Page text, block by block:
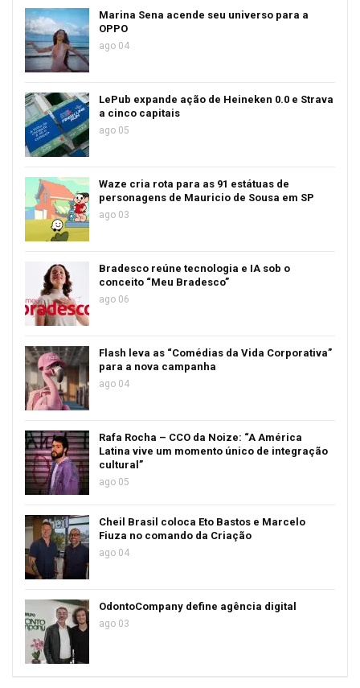
Marina Sena acende seu universo para a
OPPO
ago 04
LePub expande ação de Heineken 0.0 e Strava
a cinco capitais
ago 05
Waze cria rota para as 91 estátuas de
personagens de Mauricio de Sousa em SP
ago 03
Bradesco reúne tecnologia e IA sob o
conceito “Meu Bradesco”
ago 06
Flash leva as “Comédias da Vida Corporativa”
para a nova campanha
ago 04
Rafa Rocha – CCO da Noize: “A América
Latina vive um momento único de integração
cultural”
ago 05
Cheil Brasil coloca Eto Bastos e Marcelo
Fiuza no comando da Criação
ago 04
OdontoCompany define agência digital
ago 03